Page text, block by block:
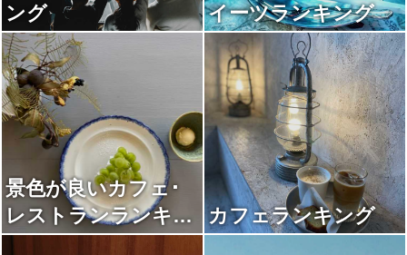
ング
イーツランキング
景色が良いカフェ･
レストランランキン
グ
カフェランキング